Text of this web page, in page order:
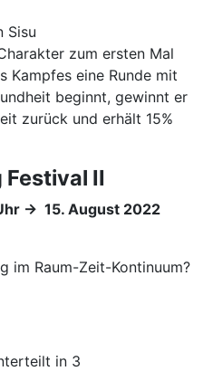
Sisu
zum ersten Mal
Kampfes eine Runde mit
beginnt, gewinnt er
zurück und erhält 15%
II
→ 15. August 2022
im Raum-Zeit-Kontinuum?
in 3